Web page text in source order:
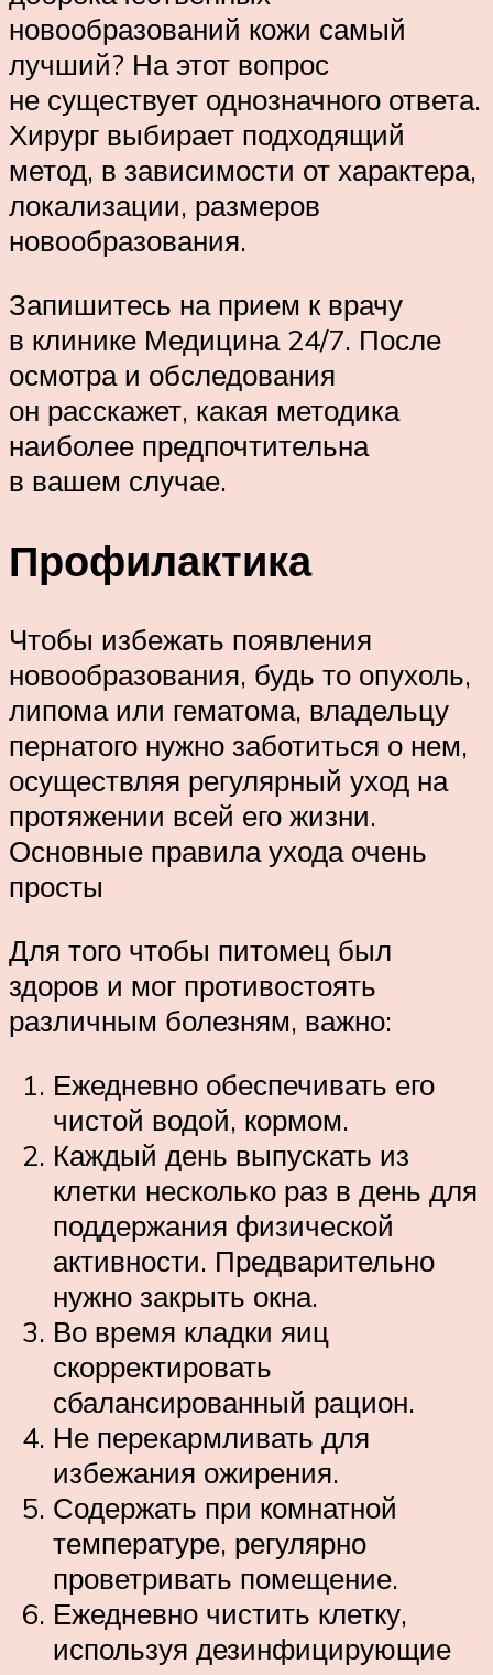
новообразований кожи самый
лучший? На этот вопрос
не существует однозначного ответа.
Хирург выбирает подходящий
метод, в зависимости от характера,
локализации, размеров
новообразования.
Запишитесь на прием к врачу
в клинике Медицина 24/7. После
осмотра и обследования
он расскажет, какая методика
наиболее предпочтительна
в вашем случае.
Профилактика
Чтобы избежать появления
новообразования, будь то опухоль,
липома или гематома, владельцу
пернатого нужно заботиться о нем,
осуществляя регулярный уход на
протяжении всей его жизни.
Основные правила ухода очень
просты
Для того чтобы питомец был
здоров и мог противостоять
различным болезням, важно:
Ежедневно обеспечивать его
чистой водой, кормом.
Каждый день выпускать из
клетки несколько раз в день для
поддержания физической
активности. Предварительно
нужно закрыть окна.
Во время кладки яиц
скорректировать
сбалансированный рацион.
Не перекармливать для
избежания ожирения.
Содержать при комнатной
температуре, регулярно
проветривать помещение.
Ежедневно чистить клетку,
используя дезинфицирующие